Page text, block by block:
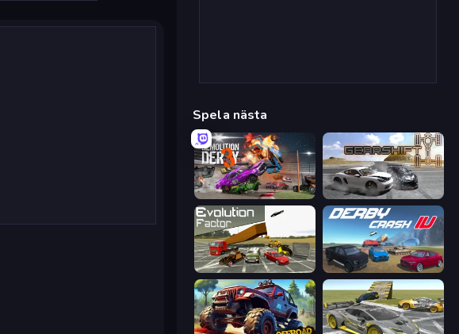
Spela nästa
Demolition Derby 3 Gearshift One
Evolution Factor Derby Crash 4